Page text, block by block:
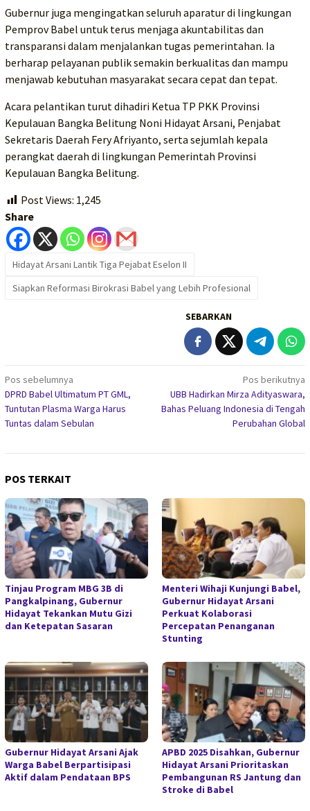
Gubernur juga mengingatkan seluruh aparatur di lingkungan
Pemprov Babel untuk terus menjaga akuntabilitas dan
transparansi dalam menjalankan tugas pemerintahan. Ia
berharap pelayanan publik semakin berkualitas dan mampu
menjawab kebutuhan masyarakat secara cepat dan tepat.
Acara pelantikan turut dihadiri Ketua TP PKK Provinsi
Kepulauan Bangka Belitung Noni Hidayat Arsani, Penjabat
Sekretaris Daerah Fery Afriyanto, serta sejumlah kepala
perangkat daerah di lingkungan Pemerintah Provinsi
Kepulauan Bangka Belitung.
Post Views: 1,245
Share
Hidayat Arsani Lantik Tiga Pejabat Eselon II
Siapkan Reformasi Birokrasi Babel yang Lebih Profesional
SEBARKAN
Navigasi
pos
Pos sebelumnya
DPRD Babel Ultimatum PT GML,
Tuntutan Plasma Warga Harus
Tuntas dalam Sebulan
Pos berikutnya
UBB Hadirkan Mirza Adityaswara,
Bahas Peluang Indonesia di Tengah
Perubahan Global
POS TERKAIT
Tinjau Program MBG 3B di
Pangkalpinang, Gubernur
Hidayat Tekankan Mutu Gizi
dan Ketepatan Sasaran
Menteri Wihaji Kunjungi Babel,
Gubernur Hidayat Arsani
Perkuat Kolaborasi
Percepatan Penanganan
Stunting
Gubernur Hidayat Arsani Ajak
Warga Babel Berpartisipasi
Aktif dalam Pendataan BPS
APBD 2025 Disahkan, Gubernur
Hidayat Arsani Prioritaskan
Pembangunan RS Jantung dan
Stroke di Babel